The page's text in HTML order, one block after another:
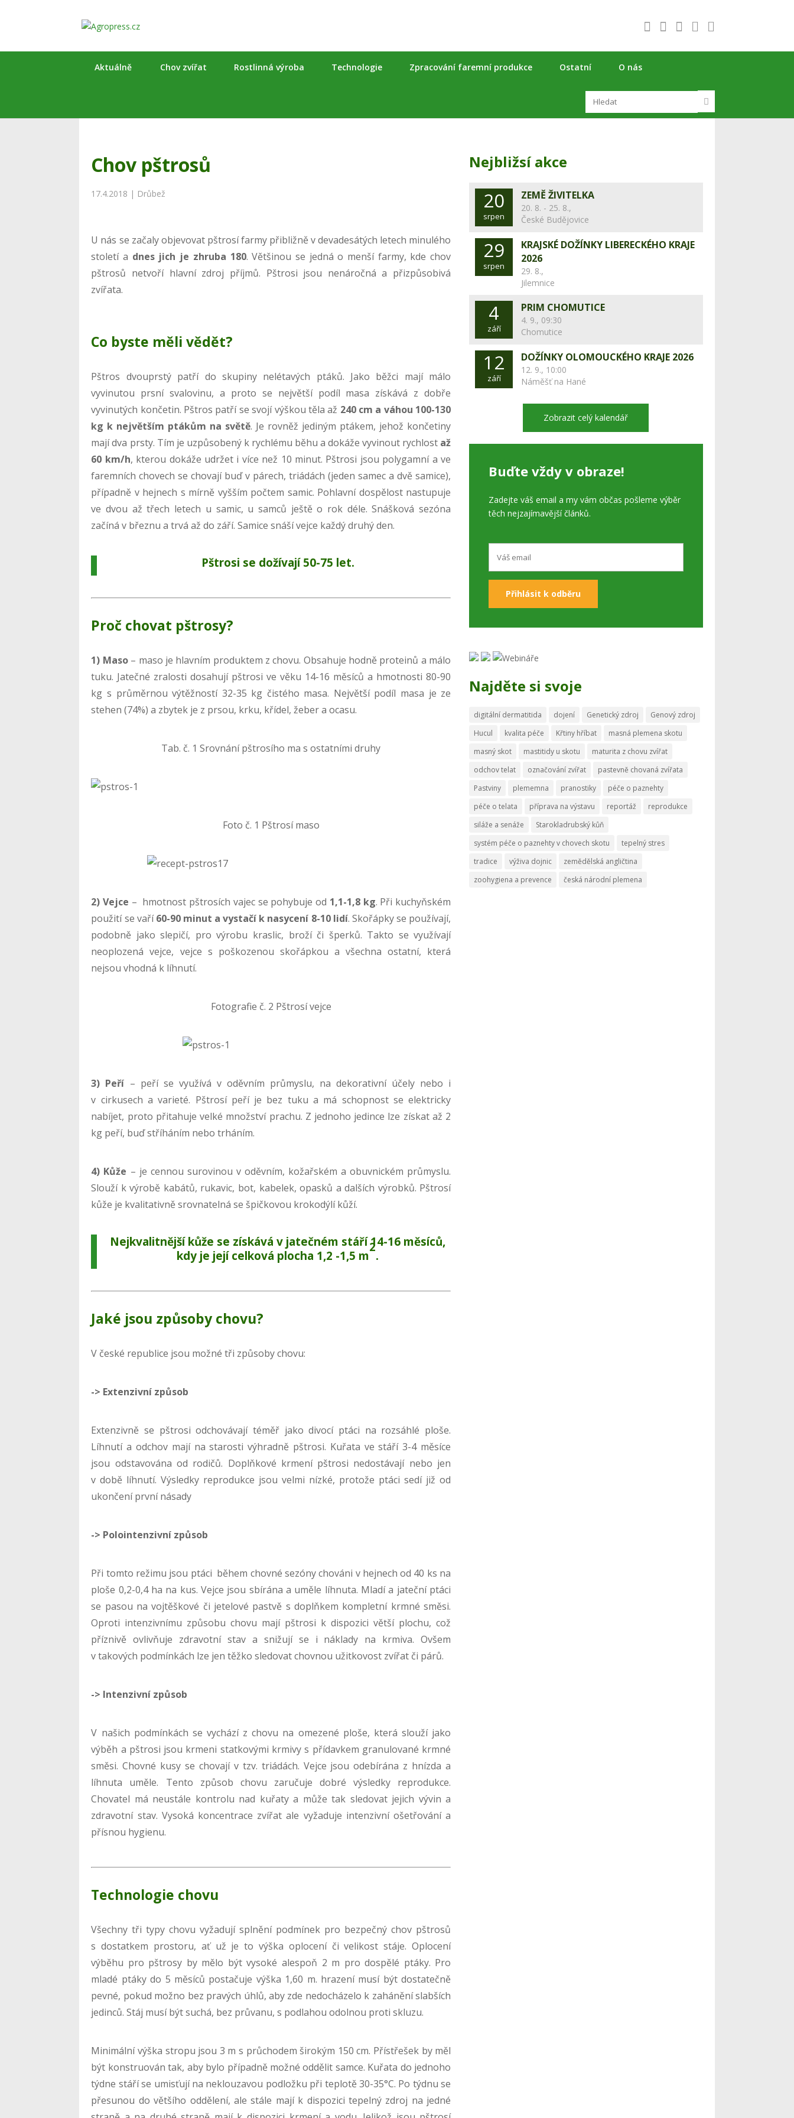
Aktuálně Chov zvířat Rostlinná výroba Technologie Zpracování faremní produkce Ostatní O nás
Chov pštrosů
17.4.2018 | Drůbež
U nás se začaly objevovat pštrosí farmy přibližně v devadesátých letech minulého
století a dnes jich je zhruba 180. Většinou se jedná o menší farmy, kde chov
pštrosů netvoří hlavní zdroj příjmů. Pštrosi jsou nenáročná a přizpůsobivá
zvířata.
Co byste měli vědět?
Pštros dvouprstý patří do skupiny nelétavých ptáků. Jako běžci mají málo
vyvinutou prsní svalovinu, a proto se největší podíl masa získává z dobře
vyvinutých končetin. Pštros patří se svojí výškou těla až 240 cm a váhou 100-130
kg k největším ptákům na světě. Je rovněž jediným ptákem, jehož končetiny
mají dva prsty. Tím je uzpůsobený k rychlému běhu a dokáže vyvinout rychlost až
60 km/h, kterou dokáže udržet i více než 10 minut. Pštrosi jsou polygamní a ve
faremních chovech se chovají buď v párech, triádách (jeden samec a dvě samice),
případně v hejnech s mírně vyšším počtem samic. Pohlavní dospělost nastupuje
ve dvou až třech letech u samic, u samců ještě o rok déle. Snášková sezóna
začíná v březnu a trvá až do září. Samice snáší vejce každý druhý den.
Pštrosi se dožívají 50-75 let.
Proč chovat pštrosy?
1) Maso– maso je hlavním produktem z chovu. Obsahuje hodně proteinů a málo
tuku. Jatečné zralosti dosahují pštrosi ve věku 14-16 měsíců a hmotnosti 80-90
kg s průměrnou výtěžností 32-35 kg čistého masa. Největší podíl masa je ze
stehen (74%) a zbytek je z prsou, krku, křídel, žeber a ocasu.
Tab. č. 1 Srovnání pštrosího ma s ostatními druhy
Foto č. 1 Pštrosí maso
2) Vejce – hmotnost pštrosích vajec se pohybuje od 1,1-1,8 kg. Při kuchyňském
použití se vaří60-90 minut a vystačí k nasycení 8-10 lidí. Skořápky se používají,
podobně jako slepičí, pro výrobu kraslic, broží či šperků. Takto se využívají
neoplozená vejce, vejce s poškozenou skořápkou a všechna ostatní, která
nejsou vhodná k líhnutí.
Fotografie č. 2 Pštrosí vejce
3) Peří – peří se využívá v oděvním průmyslu, na dekorativní účely nebo i
v cirkusech a varieté. Pštrosí peří je bez tuku a má schopnost se elektricky
nabíjet, proto přitahuje velké množství prachu. Z jednoho jedince lze získat až 2
kg peří, buď stříháním nebo trháním.
4) Kůže – je cennou surovinou v oděvním, kožařském a obuvnickém průmyslu.
Slouží k výrobě kabátů, rukavic, bot, kabelek, opasků a dalších výrobků. Pštrosí
kůže je kvalitativně srovnatelná se špičkovou krokodýlí kůží.
Nejkvalitnější kůže se získává v jatečném stáří 14-16 měsíců,
kdy je její celková plocha 1,2 -1,5 m
2
.
Jaké jsou způsoby chovu?
V české republice jsou možné tři způsoby chovu:
-> Extenzivní způsob
Extenzivně se pštrosi odchovávají téměř jako divocí ptáci na rozsáhlé ploše.
Líhnutí a odchov mají na starosti výhradně pštrosi. Kuřata ve stáří 3-4 měsíce
jsou odstavována od rodičů. Doplňkové krmení pštrosi nedostávají nebo jen
v době líhnutí. Výsledky reprodukce jsou velmi nízké, protože ptáci sedí již od
ukončení první násady
-> Polointenzivní způsob
Při tomto režimu jsou ptáci během chovné sezóny chováni v hejnech od 40 ks na
ploše 0,2-0,4 ha na kus. Vejce jsou sbírána a uměle líhnuta. Mladí a jateční ptáci
se pasou na vojtěškové či jetelové pastvě s doplňkem kompletní krmné směsi.
Oproti intenzivnímu způsobu chovu mají pštrosi k dispozici větší plochu, což
příznivě ovlivňuje zdravotní stav a snižují se i náklady na krmiva. Ovšem
v takových podmínkách lze jen těžko sledovat chovnou užitkovost zvířat či párů.
-> Intenzivní způsob
V našich podmínkách se vychází z chovu na omezené ploše, která slouží jako
výběh a pštrosi jsou krmeni statkovými krmivy s přídavkem granulované krmné
směsi. Chovné kusy se chovají v tzv. triádách. Vejce jsou odebírána z hnízda a
líhnuta uměle. Tento způsob chovu zaručuje dobré výsledky reprodukce.
Chovatel má neustále kontrolu nad kuřaty a může tak sledovat jejich vývin a
zdravotní stav. Vysoká koncentrace zvířat ale vyžaduje intenzivní ošetřování a
přísnou hygienu.
Technologie chovu
Všechny tři typy chovu vyžadují splnění podmínek pro bezpečný chov pštrosů
s dostatkem prostoru, ať už je to výška oplocení či velikost stáje. Oplocení
výběhu pro pštrosy by mělo být vysoké alespoň 2 m pro dospělé ptáky. Pro
mladé ptáky do 5 měsíců postačuje výška 1,60 m. hrazení musí být dostatečně
pevné, pokud možno bez pravých úhlů, aby zde nedocházelo k zahánění slabších
jedinců. Stáj musí být suchá, bez průvanu, s podlahou odolnou proti skluzu.
Minimální výška stropu jsou 3 m s průchodem širokým 150 cm. Přístřešek by měl
být konstruován tak, aby bylo případně možné oddělit samce. Kuřata do jednoho
týdne stáří se umisťují na neklouzavou podložku při teplotě 30-35°C. Po týdnu se
přesunou do většího oddělení, ale stále mají k dispozici tepelný zdroj na jedné
Nejbližsí akce
20
srpen
ZEMĚ ŽIVITELKA
20. 8. - 25. 8.,
České Budějovice
29
srpen
KRAJSKÉ DOŽÍNKY LIBERECKÉHO KRAJE
2026
29. 8.,
Jilemnice
4
září
PRIM CHOMUTICE
4. 9., 09:30
Chomutice
12
září
DOŽÍNKY OLOMOUCKÉHO KRAJE 2026
12. 9., 10:00
Náměšť na Hané
Zobrazit celý kalendář
Buďte vždy v obraze!
Zadejte váš email a my vám občas pošleme výběr
těch nejzajímavější článků.
Najděte si svoje
digitální dermatitida dojení Genetický zdroj
Genový zdroj
Hucul
kvalita péče Křtiny hříbat
masná plemena skotu
masný skot
mastitidy u skotu
maturita z chovu zvířat
odchov telat
označování zvířat
pastevně chovaná zvířata
Pastviny
plememna pranostiky
péče o paznehty
péče o telata
příprava na výstavu reportáž
reprodukce
siláže a senáže
Starokladrubský kůň
systém péče o paznehty v chovech skotu
tepelný stres
tradice
výživa dojnic
zemědělská angličtina
zoohygiena a prevence
česká národní plemena